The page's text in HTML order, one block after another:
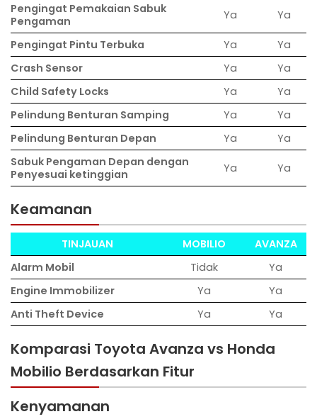
Pengingat Pemakaian Sabuk
Pengaman
Ya Ya
Pengingat Pintu Terbuka Ya
Ya
Crash Sensor
Ya
Ya
Child Safety Locks
Ya
Ya
Pelindung Benturan Samping
Ya
Ya
Pelindung Benturan Depan
Ya
Ya
Sabuk Pengaman Depan dengan
Penyesuai ketinggian
Ya Ya
Keamanan
TINJAUAN MOBILIO
AVANZA
Alarm Mobil
Tidak
Ya
Engine Immobilizer
Ya
Ya
Anti Theft Device
Ya Ya
Komparasi Toyota Avanza vs Honda
Mobilio Berdasarkan Fitur
Kenyamanan